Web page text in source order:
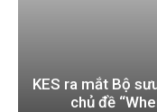
KES ra mắt Bộ
chủ đề